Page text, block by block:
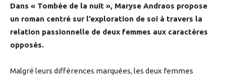
Dans « Tombée de la nuit », Maryse Andraos propose
un roman centré sur l’exploration de soi à travers la
relation passionnelle de deux femmes aux caractères
opposés.
Malgré leurs différences marquées, les deux femmes